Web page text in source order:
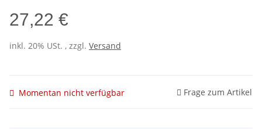
27,22 €
inkl. 20% USt. , zzgl. Versand
Momentan nicht verfügbar Frage zum Artikel